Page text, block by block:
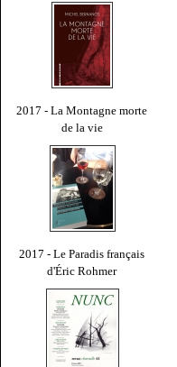
2017 - La Montagne morte
de la vie
2017 - Le Paradis français
d'Éric Rohmer